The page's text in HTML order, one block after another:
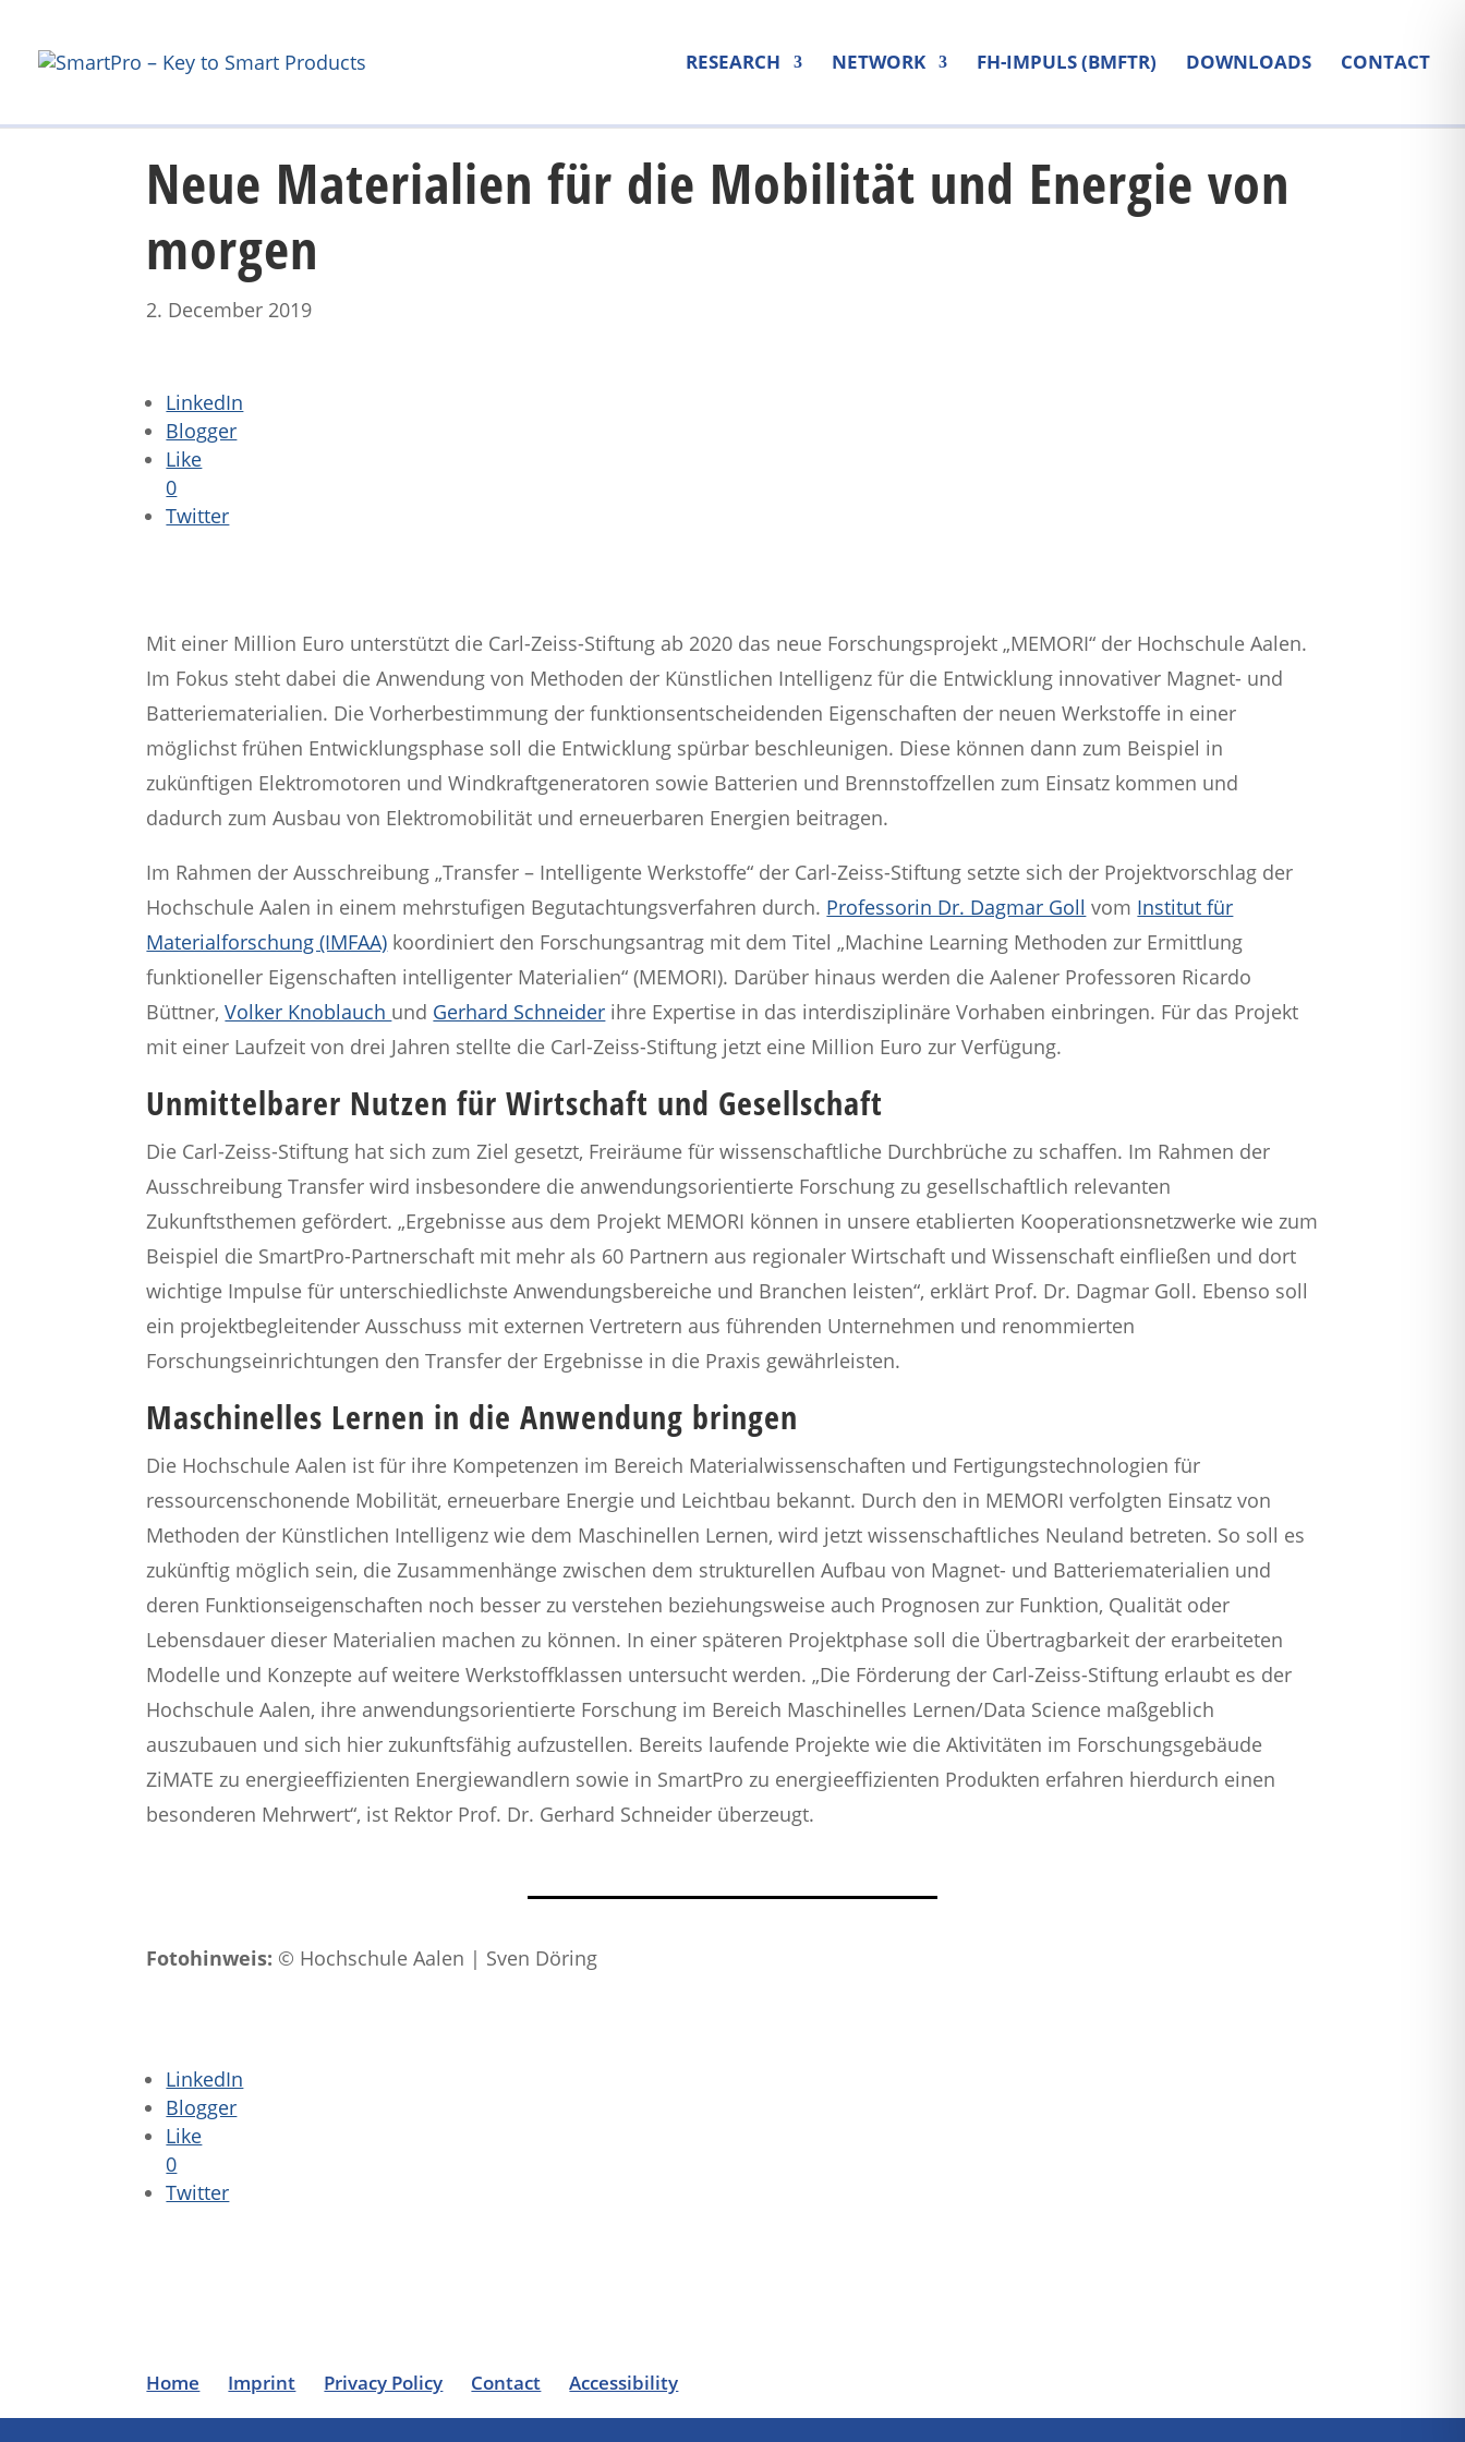
RESEARCH NETWORK FH-IMPULS (BMFTR) DOWNLOADS CONTACT
Neue Materialien für die Mobilität und Energie von
morgen
2. December 2019
LinkedIn
Blogger
Like
0
Twitter
Mit einer Million Euro unterstützt die Carl-Zeiss-Stiftung ab 2020 das neue Forschungsprojekt „MEMORI“ der Hochschule Aalen.
Im Fokus steht dabei die Anwendung von Methoden der Künstlichen Intelligenz für die Entwicklung innovativer Magnet- und
Batteriematerialien. Die Vorherbestimmung der funktionsentscheidenden Eigenschaften der neuen Werkstoffe in einer
möglichst frühen Entwicklungsphase soll die Entwicklung spürbar beschleunigen. Diese können dann zum Beispiel in
zukünftigen Elektromotoren und Windkraftgeneratoren sowie Batterien und Brennstoffzellen zum Einsatz kommen und
dadurch zum Ausbau von Elektromobilität und erneuerbaren Energien beitragen.
Im Rahmen der Ausschreibung „Transfer – Intelligente Werkstoffe“ der Carl-Zeiss-Stiftung setzte sich der Projektvorschlag der
Hochschule Aalen in einem mehrstufigen Begutachtungsverfahren durch. Professorin Dr. Dagmar Goll vom Institut für
Materialforschung (IMFAA) koordiniert den Forschungsantrag mit dem Titel „Machine Learning Methoden zur Ermittlung
funktioneller Eigenschaften intelligenter Materialien“ (MEMORI). Darüber hinaus werden die Aalener Professoren Ricardo
Büttner,Volker Knoblauch und Gerhard Schneider ihre Expertise in das interdisziplinäre Vorhaben einbringen. Für das Projekt
mit einer Laufzeit von drei Jahren stellte die Carl-Zeiss-Stiftung jetzt eine Million Euro zur Verfügung.
Unmittelbarer Nutzen für Wirtschaft und Gesellschaft
Die Carl-Zeiss-Stiftung hat sich zum Ziel gesetzt, Freiräume für wissenschaftliche Durchbrüche zu schaffen. Im Rahmen der
Ausschreibung Transfer wird insbesondere die anwendungsorientierte Forschung zu gesellschaftlich relevanten
Zukunftsthemen gefördert. „Ergebnisse aus dem Projekt MEMORI können in unsere etablierten Kooperationsnetzwerke wie zum
Beispiel die SmartPro-Partnerschaft mit mehr als 60 Partnern aus regionaler Wirtschaft und Wissenschaft einfließen und dort
wichtige Impulse für unterschiedlichste Anwendungsbereiche und Branchen leisten“, erklärt Prof. Dr. Dagmar Goll. Ebenso soll
ein projektbegleitender Ausschuss mit externen Vertretern aus führenden Unternehmen und renommierten
Forschungseinrichtungen den Transfer der Ergebnisse in die Praxis gewährleisten.
Maschinelles Lernen in die Anwendung bringen
Die Hochschule Aalen ist für ihre Kompetenzen im Bereich Materialwissenschaften und Fertigungstechnologien für
ressourcenschonende Mobilität, erneuerbare Energie und Leichtbau bekannt. Durch den in MEMORI verfolgten Einsatz von
Methoden der Künstlichen Intelligenz wie dem Maschinellen Lernen, wird jetzt wissenschaftliches Neuland betreten. So soll es
zukünftig möglich sein, die Zusammenhänge zwischen dem strukturellen Aufbau von Magnet- und Batteriematerialien und
deren Funktionseigenschaften noch besser zu verstehen beziehungsweise auch Prognosen zur Funktion, Qualität oder
Lebensdauer dieser Materialien machen zu können. In einer späteren Projektphase soll die Übertragbarkeit der erarbeiteten
Modelle und Konzepte auf weitere Werkstoffklassen untersucht werden. „Die Förderung der Carl-Zeiss-Stiftung erlaubt es der
Hochschule Aalen, ihre anwendungsorientierte Forschung im Bereich Maschinelles Lernen/Data Science maßgeblich
auszubauen und sich hier zukunftsfähig aufzustellen. Bereits laufende Projekte wie die Aktivitäten im Forschungsgebäude
ZiMATE zu energieeffizienten Energiewandlern sowie in SmartPro zu energieeffizienten Produkten erfahren hierdurch einen
besonderen Mehrwert“, ist Rektor Prof. Dr. Gerhard Schneider überzeugt.
Fotohinweis: © Hochschule Aalen | Sven Döring
LinkedIn
Blogger
Like
0
Twitter
Home Imprint Privacy Policy Contact Accessibility